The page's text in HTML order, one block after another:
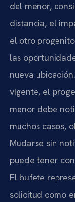
del menor,
distancia, el
el otro
las
nueva
vigente, el
menor debe
muchos casos,
Mudarse sin
puede tener
El bufete
solicitud como